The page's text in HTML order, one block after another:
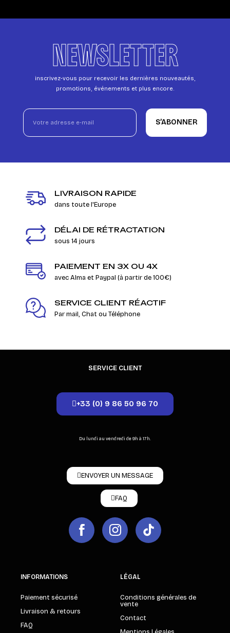
NEWSLETTER
inscrivez-vous pour recevoir les dernières nouveautés,
promotions, événements et plus encore.
S’ABONNER
LIVRAISON RAPIDE
dans toute l'Europe
DÉLAI DE RÉTRACTATION
sous 14 jours
PAIEMENT EN 3X OU 4X
avec Alma et Paypal (à partir de 100€)
SERVICE CLIENT RÉACTIF
Par mail, Chat ou Téléphone
SERVICE CLIENT
+33 (0) 9 86 50 96 70
Du lundi au vendredi de 9h à 17h.
ENVOYER UN MESSAGE
FAQ
INFORMATIONS
Paiement sécurisé
Livraison & retours
FAQ
LÉGAL
Conditions générales de
vente
Contact